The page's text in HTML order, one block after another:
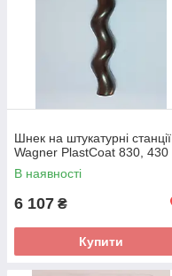
Шнек на штукатурні станції
Wagner PlastCoat 830, 430
В наявності
6 107 ₴
Купити